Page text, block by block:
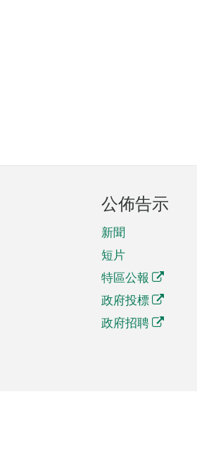
公佈告示
新聞
短片
特區公報
政府投標
政府招聘